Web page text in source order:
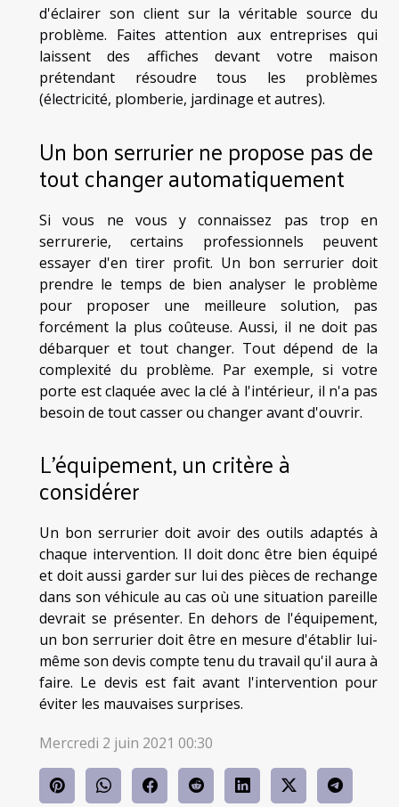
d'éclairer son client sur la véritable source du
problème. Faites attention aux entreprises qui
laissent des affiches devant votre maison
prétendant résoudre tous les problèmes
(électricité, plomberie, jardinage et autres).
Un bon serrurier ne propose pas de
tout changer automatiquement
Si vous ne vous y connaissez pas trop en
serrurerie, certains professionnels peuvent
essayer d'en tirer profit. Un bon serrurier doit
prendre le temps de bien analyser le problème
pour proposer une meilleure solution, pas
forcément la plus coûteuse. Aussi, il ne doit pas
débarquer et tout changer. Tout dépend de la
complexité du problème. Par exemple, si votre
porte est claquée avec la clé à l'intérieur, il n'a pas
besoin de tout casser ou changer avant d'ouvrir.
L'équipement, un critère à
considérer
Un bon serrurier doit avoir des outils adaptés à
chaque intervention. Il doit donc être bien équipé
et doit aussi garder sur lui des pièces de rechange
dans son véhicule au cas où une situation pareille
devrait se présenter. En dehors de l'équipement,
un bon serrurier doit être en mesure d'établir lui-
même son devis compte tenu du travail qu'il aura à
faire. Le devis est fait avant l'intervention pour
éviter les mauvaises surprises.
Mercredi 2 juin 2021 00:30